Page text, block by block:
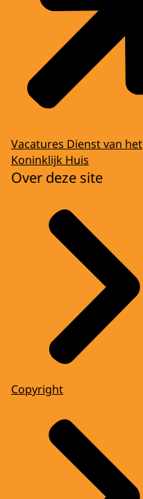
Vacatures Dienst van het
Koninklijk Huis
Over deze site
Copyright